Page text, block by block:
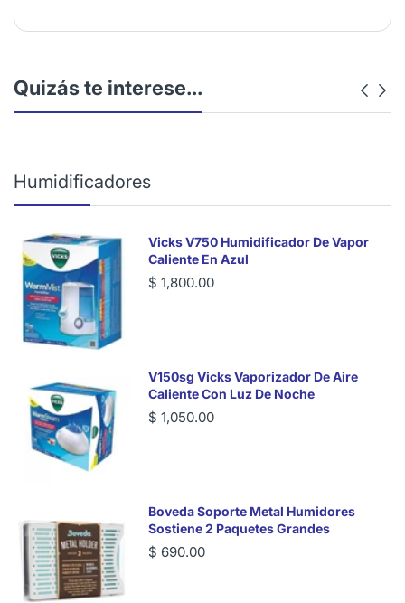
Quizás te interese...
Humidificadores
Vicks V750 Humidificador De Vapor
Caliente En Azul
$ 1,800.00
V150sg Vicks Vaporizador De Aire
Caliente Con Luz De Noche
$ 1,050.00
Boveda Soporte Metal Humidores
Sostiene 2 Paquetes Grandes
$ 690.00